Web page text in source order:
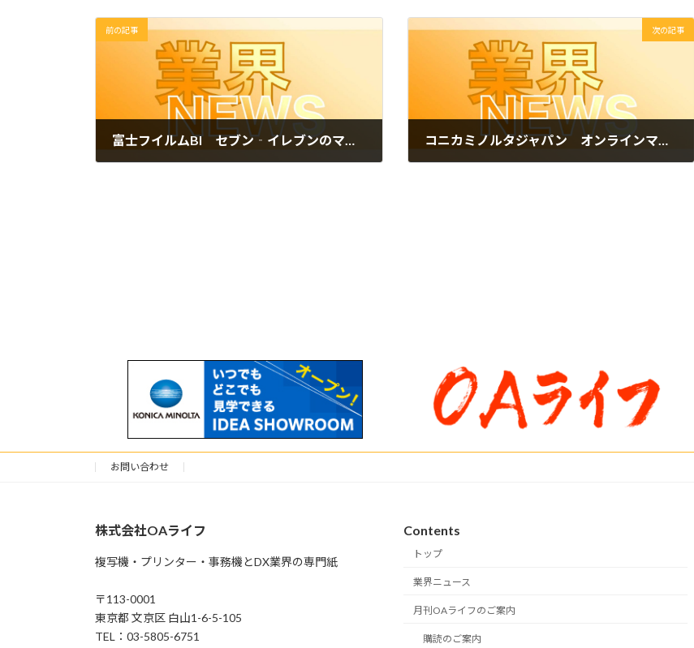
前の記事
富士フイルムBI セブン‐イレブンのマルチコピー機から印刷を便利に AI活用した支援機能の開発に着手
次の記事
コニカミノルタジャパン オンラインマニュアル作成・運用サービス「COCOMITE」でAI校正機能の試用開始
お問い合わせ
株式会社OAライフ
複写機・プリンター・事務機とDX業界の専門紙
〒113-0001
東京都 文京区 白山1-6-5-105
TEL：03-5805-6751
Contents
トップ
業界ニュース
月刊OAライフのご案内
購読のご案内